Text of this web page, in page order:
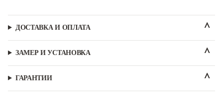
ДОСТАВКА И ОПЛАТА
ЗАМЕР И УСТАНОВКА
ГАРАНТИИ